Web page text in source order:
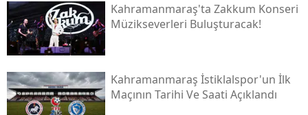
Kahramanmaraş'ta Zakkum Konseri
Müzikseverleri Buluşturacak!
Kahramanmaraş İstiklalspor'un İlk
Maçının Tarihi Ve Saati Açıklandı